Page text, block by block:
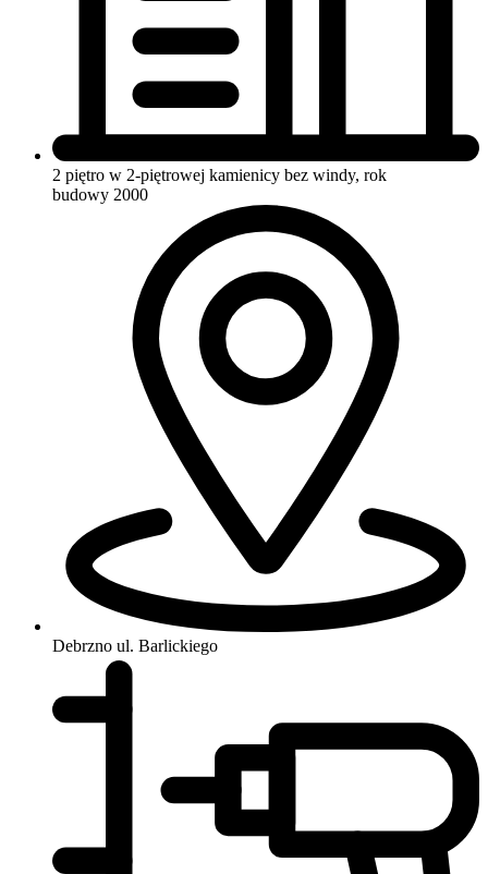
2 piętro w 2-piętrowej kamienicy bez windy, rok
budowy 2000
Debrzno ul. Barlickiego